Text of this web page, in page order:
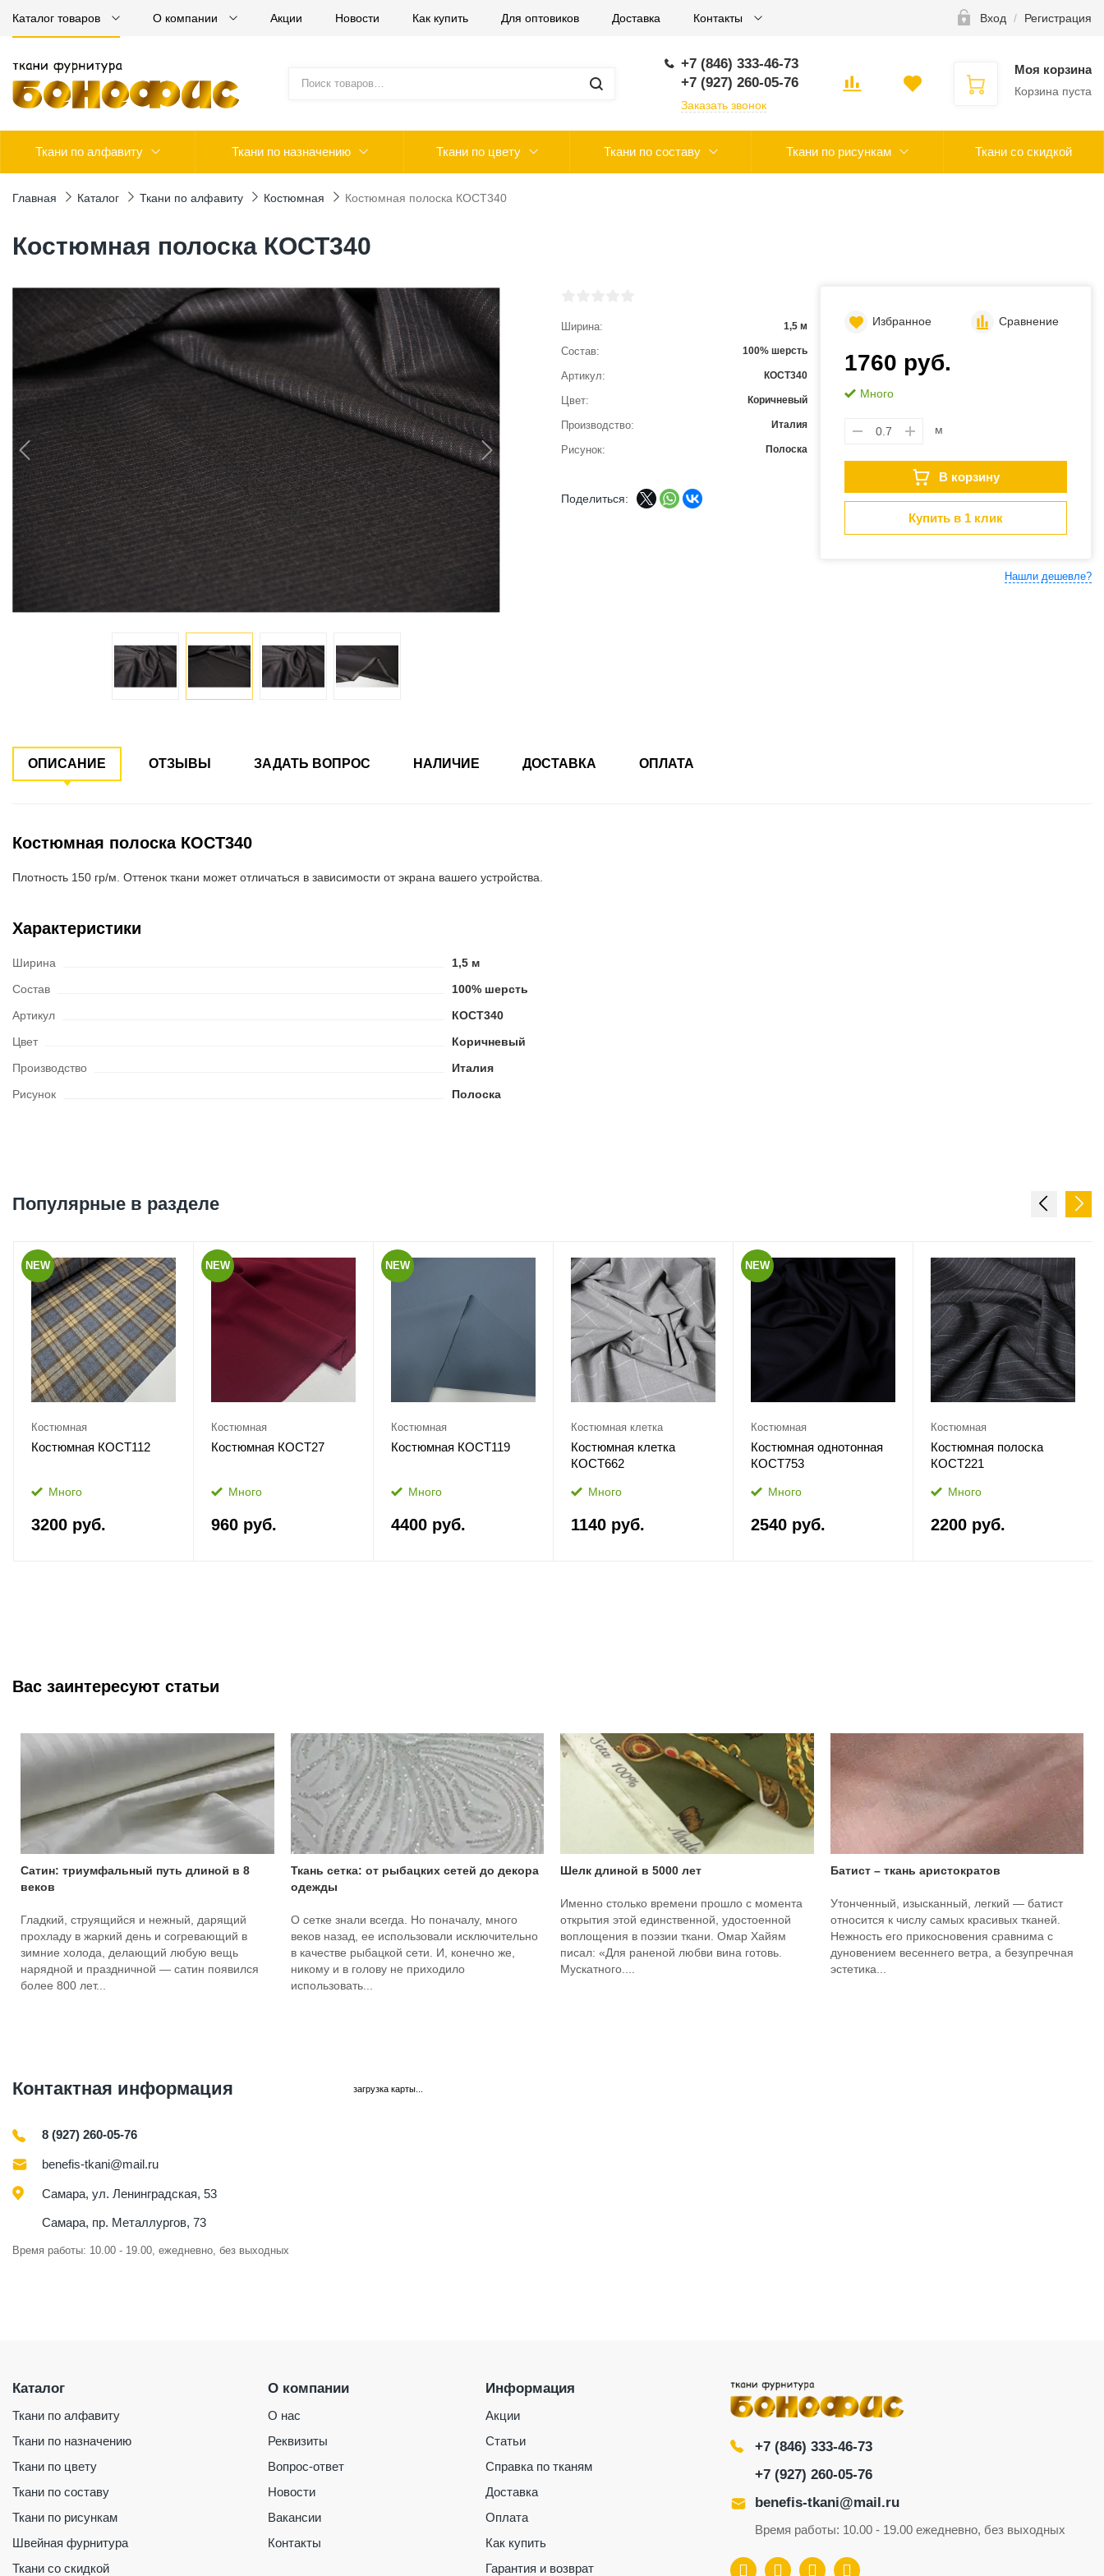
Каталог товаров О компании Акции Новости Как купить Для оптовиков Доставка Контакты Вход / Регистрация
+7 (846) 333-46-73
+7 (927) 260-05-76
Заказать звонок
Моя корзина
Корзина пуста
Ткани по алфавиту Ткани по назначению Ткани по цвету Ткани по составу Ткани по рисункам Ткани со скидкой
Главная Каталог Ткани по алфавиту Костюмная Костюмная полоска КОСТ340
Костюмная полоска КОСТ340
Ширина 1,5 м
Состав 100% шерсть
Артикул КОСТ340
Цвет Коричневый
Производство Италия
Рисунок Полоска
Поделиться:
Избранное Сравнение
1760 руб.
Много
м
В корзину
Купить в 1 клик
Нашли дешевле?
ОПИСАНИЕ ОТЗЫВЫ ЗАДАТЬ ВОПРОС НАЛИЧИЕ ДОСТАВКА ОПЛАТА
Костюмная полоска КОСТ340
Плотность 150 гр/м. Оттенок ткани может отличаться в зависимости от экрана вашего устройства.
Характеристики
Ширина
1,5 м
Состав
100% шерсть
Артикул
КОСТ340
Цвет
Коричневый
Производство
Италия
Рисунок
Полоска
Популярные в разделе
NEW
Костюмная
Костюмная КОСТ112
Много
3200 руб.
NEW
Костюмная
Костюмная КОСТ27
Много
960 руб.
NEW
Костюмная
Костюмная КОСТ119
Много
4400 руб.
Костюмная клетка
Костюмная клетка
КОСТ662
Много
1140 руб.
NEW
Костюмная
Костюмная однотонная
КОСТ753
Много
2540 руб.
Костюмная
Костюмная полоска
КОСТ221
Много
2200 руб.
Вас заинтересуют статьи
Сатин: триумфальный путь длиной в 8
веков
Гладкий, струящийся и нежный, дарящий
прохладу в жаркий день и согревающий в
зимние холода, делающий любую вещь
нарядной и праздничной — сатин появился
более 800 лет...
Ткань сетка: от рыбацких сетей до декора
одежды
О сетке знали всегда. Но поначалу, много
веков назад, ее использовали исключительно
в качестве рыбацкой сети. И, конечно же,
никому и в голову не приходило
использовать...
Шелк длиной в 5000 лет
Именно столько времени прошло с момента
открытия этой единственной, удостоенной
воплощения в поэзии ткани. Омар Хайям
писал: «Для раненой любви вина готовь.
Мускатного....
Батист – ткань аристократов
Утонченный, изысканный, легкий — батист
относится к числу самых красивых тканей.
Нежность его прикосновения сравнима с
дуновением весеннего ветра, а безупречная
эстетика...
Контактная информация
8 (927) 260-05-76
benefis-tkani@mail.ru
Самара, ул. Ленинградская, 53
Самара, пр. Металлургов, 73
Время работы: 10.00 - 19.00, ежедневно, без выходных
загрузка карты...
Каталог
Ткани по алфавиту
Ткани по назначению
Ткани по цвету
Ткани по составу
Ткани по рисункам
Швейная фурнитура
Ткани со скидкой
О компании
О нас
Реквизиты
Вопрос-ответ
Новости
Вакансии
Контакты
Информация
Акции
Статьи
Справка по тканям
Доставка
Оплата
Как купить
Гарантия и возврат
+7 (846) 333-46-73
+7 (927) 260-05-76
benefis-tkani@mail.ru
Время работы: 10.00 - 19.00 ежедневно, без выходных